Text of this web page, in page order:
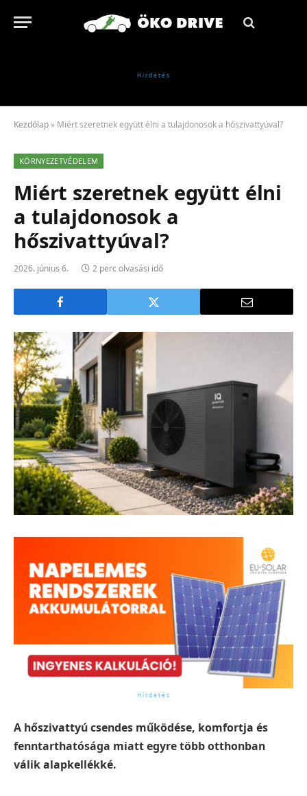
Kezdőlap » Miért szeretnek együtt élni a tulajdonosok a hőszivattyúval?
KÖRNYEZETVÉDELEM
Miért szeretnek együtt élni
a tulajdonosok a
hőszivattyúval?
2026. június 6. 2 perc olvasási idő
A hőszivattyú csendes működése, komfortja és
fenntarthatósága miatt egyre több otthonban
válik alapkellékké.